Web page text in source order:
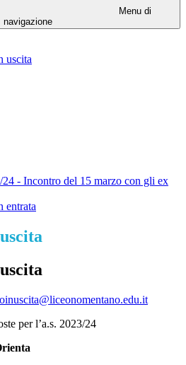
Menu di
navigazione
uscita
24 - Incontro del 15 marzo con gli ex
entrata
per l’a.s. 2023/24